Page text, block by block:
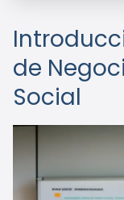
de
Social